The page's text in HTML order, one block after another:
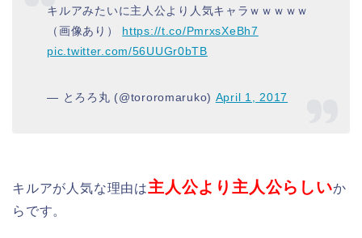
キルアみたいに主人公より人気キャラｗｗｗｗｗ
（画像あり） https://t.co/PmrxsXeBh7
pic.twitter.com/56UUGr0bTB
— とろろ丸 (@tororomaruko) April 1, 2017
キルアが人気な理由は主人公より主人公らしいか
らです。